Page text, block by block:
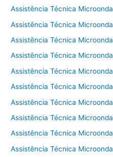
Assistência Técnica
Assistência Técnica
Assistência Técnica
Assistência Técnica
Assistência Técnica
Assistência Técnica
Assistência Técnica
Assistência Técnica
Assistência Técnica
Assistência Técnica